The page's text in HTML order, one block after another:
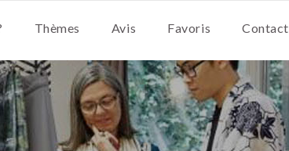
Thèmes Avis Favoris Contact